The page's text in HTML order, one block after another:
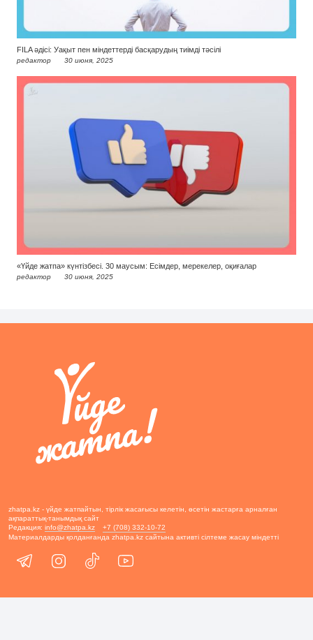
FILA әдісі: Уақыт пен міндеттерді басқарудың тиімді тәсілі
редактор 30 июня, 2025
«Үйде жатпа» күнтізбесі. 30 маусым: Есімдер, мерекелер, оқиғалар
редактор 30 июня, 2025
zhatpa.kz - үйде жатпайтын, тірлік жасағысы келетін, өсетін жастарға арналған
ақпараттық-танымдық сайт
Редакция: info@zhatpa.kz
+7 (708) 332-10-72
Материалдарды қолданғанда zhatpa.kz сайтына активті сілтеме жасау міндетті